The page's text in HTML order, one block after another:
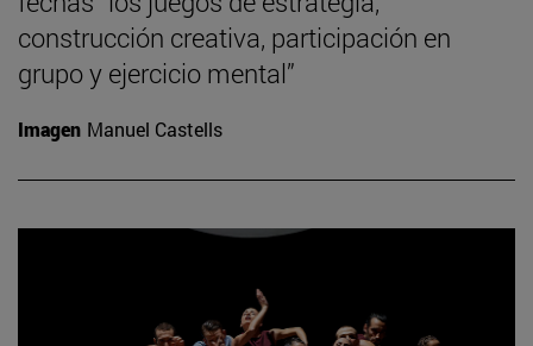
construcción creativa, participación en
grupo y ejercicio mental”
Imagen Manuel Castells